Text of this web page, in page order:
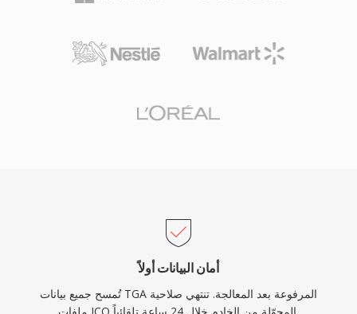
أمان البيانات أولاً
تُمسح جميع بيانات TGA المرفوعة بعد المعالجة. تنتهي صلاحية